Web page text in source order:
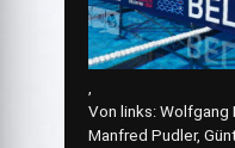
,
Von links: Wolfgang
Manfred Pudler,